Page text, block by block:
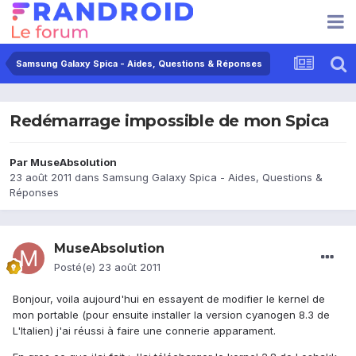
Samsung Galaxy Spica - Aides, Questions & Réponses
Redémarrage impossible de mon Spica
Par MuseAbsolution
23 août 2011 dans Samsung Galaxy Spica - Aides, Questions &
Réponses
MuseAbsolution
Posté(e) 23 août 2011
Bonjour, voila aujourd'hui en essayent de modifier le kernel de
mon portable (pour ensuite installer la version cyanogen 8.3 de
L'Italien) j'ai réussi à faire une connerie apparament.